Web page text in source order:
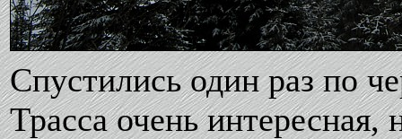
Спустились один раз по
Трасса очень интересная,